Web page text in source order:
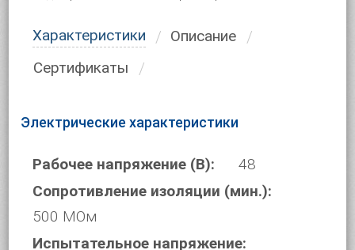
Характеристики
Описание
Сертификаты
Электрические характеристики
Рабочее напряжение (В):
48
Сопротивление изоляции (мин.):
500 МОм
Испытательное напряжение: